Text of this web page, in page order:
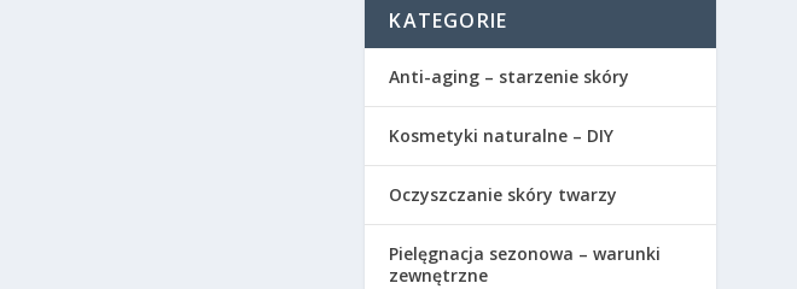
KATEGORIE
Anti-aging – starzenie skóry
Kosmetyki naturalne – DIY
Oczyszczanie skóry twarzy
Pielęgnacja sezonowa – warunki
zewnętrzne